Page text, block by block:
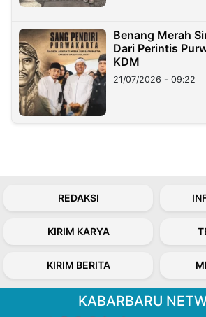
Benang Merah
Dari Perintis
KDM
21/07/2026 - 09:22
REDAKSI
KIRIM KARYA
KIRIM BERITA
KABARBARU